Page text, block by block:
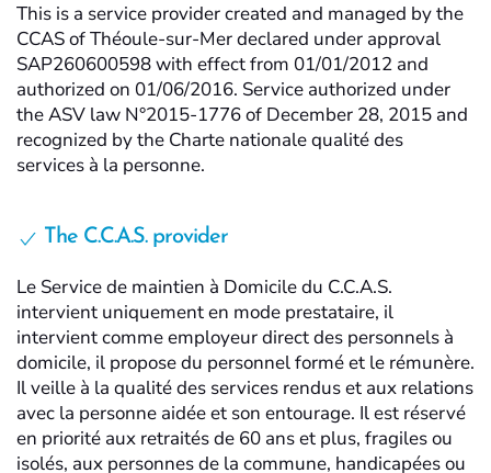
This is a service provider created and managed by the
CCAS of Théoule-sur-Mer declared under approval
SAP260600598 with effect from 01/01/2012 and
authorized on 01/06/2016. Service authorized under
the ASV law N°2015-1776 of December 28, 2015 and
recognized by the Charte nationale qualité des
services à la personne.
The C.C.A.S. provider
Le Service de maintien à Domicile du C.C.A.S.
intervient uniquement en mode prestataire, il
intervient comme employeur direct des personnels à
domicile, il propose du personnel formé et le rémunère.
Il veille à la qualité des services rendus et aux relations
avec la personne aidée et son entourage. Il est réservé
en priorité aux retraités de 60 ans et plus, fragiles ou
isolés, aux personnes de la commune, handicapées ou